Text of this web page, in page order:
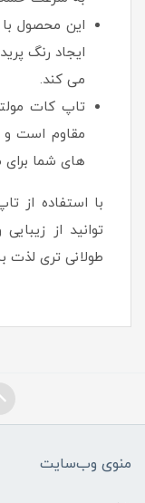
این محصول با
ایجاد رنگ
می کند.
تاپ کات
مقاوم است و
های شما
توانید از
طولانی تری لذت
منوی وب‌سایت